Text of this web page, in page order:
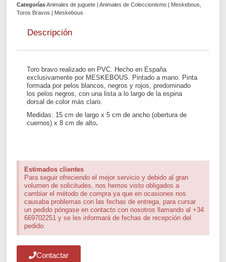
Categorías Animales de juguete | Animales de Coleccionismo | Meskebous
Toros Bravos | Meskebous
Descripción
Toro bravo realizado en PVC. Hecho en España
exclusivamente por MESKEBOUS. Pintado a mano. Pinta
formada por pelos blancos, negros y rojos, predominado
los pelos negros, con una lista a lo largo de la espina
dorsal de color más claro.
Medidas: 15 cm de largo x 5 cm de ancho (obertura de
cuernos) x 8 cm de alto.
Estimados clientes
Para seguir ofreciendo el mejor servicio y debido al gran
volumen de solicitudes, nos hemos visto obligados a
cambiar el método de compra ya que en ocasiones nos
causaba problemas con las fechas de entrega, para cursar
un pedido póngase en contacto con nosotros llamando al +34
669702251 y se les informará de fechas de recepción del
pedido.
Contactar